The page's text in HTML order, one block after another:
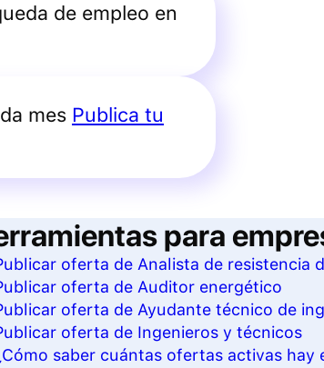
de empleo en
mes Publica tu
para
oferta de Analista de resistencia
oferta de Auditor energético
oferta de Ayudante técnico de
oferta de Ingenieros y técnicos
saber cuántas ofertas activas hay